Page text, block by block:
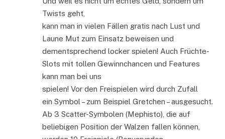
Twists geht,
kann man in vielen Fällen gratis nach Lust und
Laune Mut zum Einsatz beweisen und
dementsprechend locker spielen! Auch Früchte-
Slots mit tollen Gewinnchancen und Features
kann man bei uns
spielen! Vor den Freispielen wird durch Zufall
ein Symbol – zum Beispiel Gretchen – ausgesucht.
Ab 3 Scatter-Symbolen (Mephisto), die auf
beliebigen Position der Walzen fallen können,